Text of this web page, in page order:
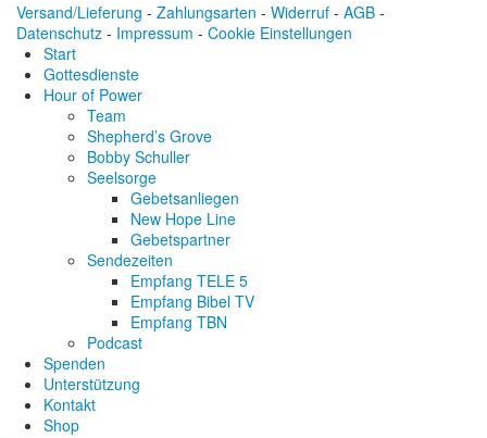
Versand/Lieferung - Zahlungsarten - Widerruf - AGB -
Datenschutz - Impressum - Cookie Einstellungen
Start
Gottesdienste
Hour of Power
Team
Shepherd’s Grove
Bobby Schuller
Seelsorge
Gebetsanliegen
New Hope Line
Gebetspartner
Sendezeiten
Empfang TELE 5
Empfang Bibel TV
Empfang TBN
Podcast
Spenden
Unterstützung
Kontakt
Shop